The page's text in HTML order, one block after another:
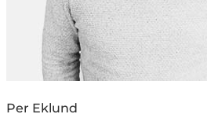
Per Eklund